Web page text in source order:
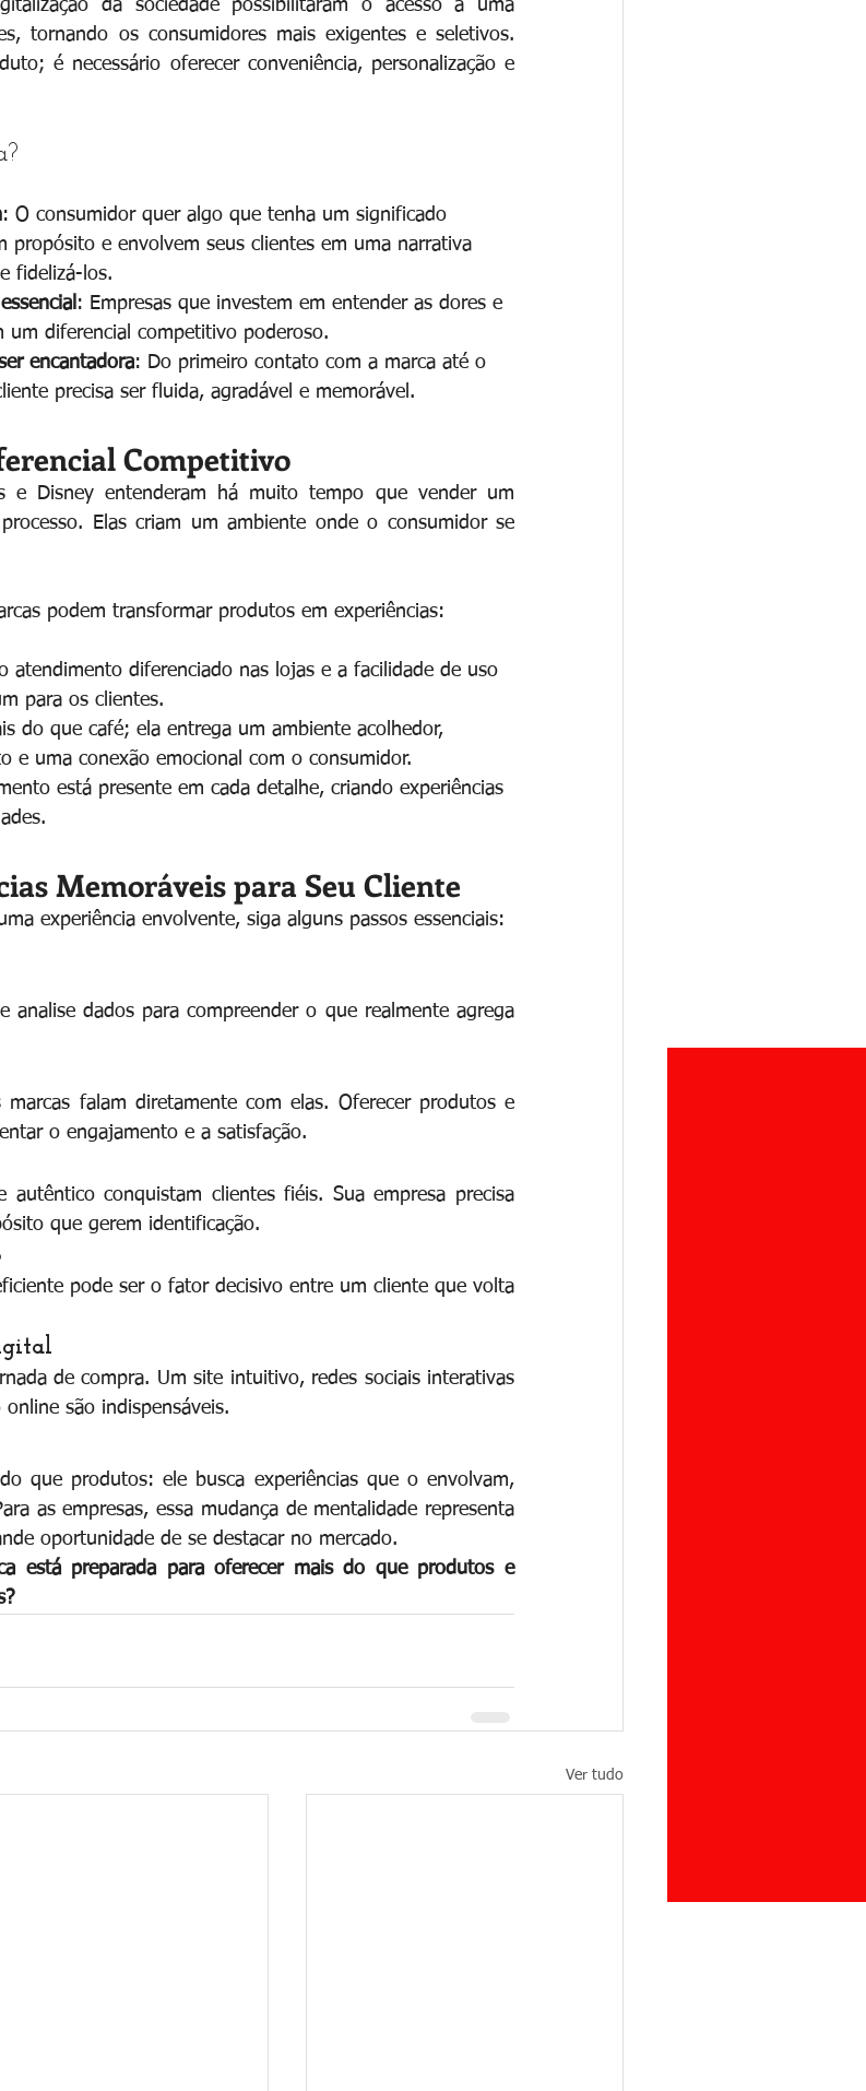
da sociedade possibilitaram o acesso a uma
tornando os consumidores mais exigentes e seletivos.
é necessário oferecer conveniência, personalização e
: O consumidor quer algo que tenha um significado
propósito e envolvem seus clientes em uma narrativa
fidelizá-los.
: Empresas que investem em entender as dores e
um diferencial competitivo poderoso.
encantadora: Do primeiro contato com a marca até o
precisa ser fluida, agradável e memorável.
Competitivo
e Disney entenderam há muito tempo que vender um
Elas criam um ambiente onde o consumidor se
podem transformar produtos em experiências:
atendimento diferenciado nas lojas e a facilidade de uso
para os clientes.
do que café; ela entrega um ambiente acolhedor,
e uma conexão emocional com o consumidor.
está presente em cada detalhe, criando experiências
Memoráveis para Seu Cliente
experiência envolvente, siga alguns passos essenciais:
analise dados para compreender o que realmente agrega
falam diretamente com elas. Oferecer produtos e
o engajamento e a satisfação.
autêntico conquistam clientes fiéis. Sua empresa precisa
que gerem identificação.
pode ser o fator decisivo entre um cliente que volta
de compra. Um site intuitivo, redes sociais interativas
são indispensáveis.
que produtos: ele busca experiências que o envolvam,
as empresas, essa mudança de mentalidade representa
oportunidade de se destacar no mercado.
está preparada para oferecer mais do que produtos e
Ver tudo